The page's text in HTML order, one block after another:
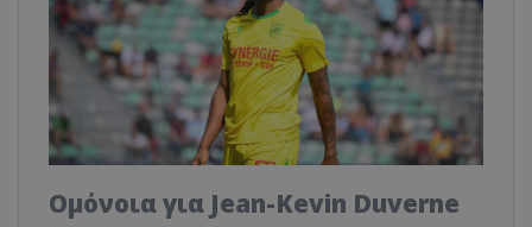
Ομόνοια για Jean-Kevin Duverne